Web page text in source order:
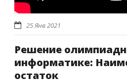
25 Янв 2021
Решение
информатике:
остаток